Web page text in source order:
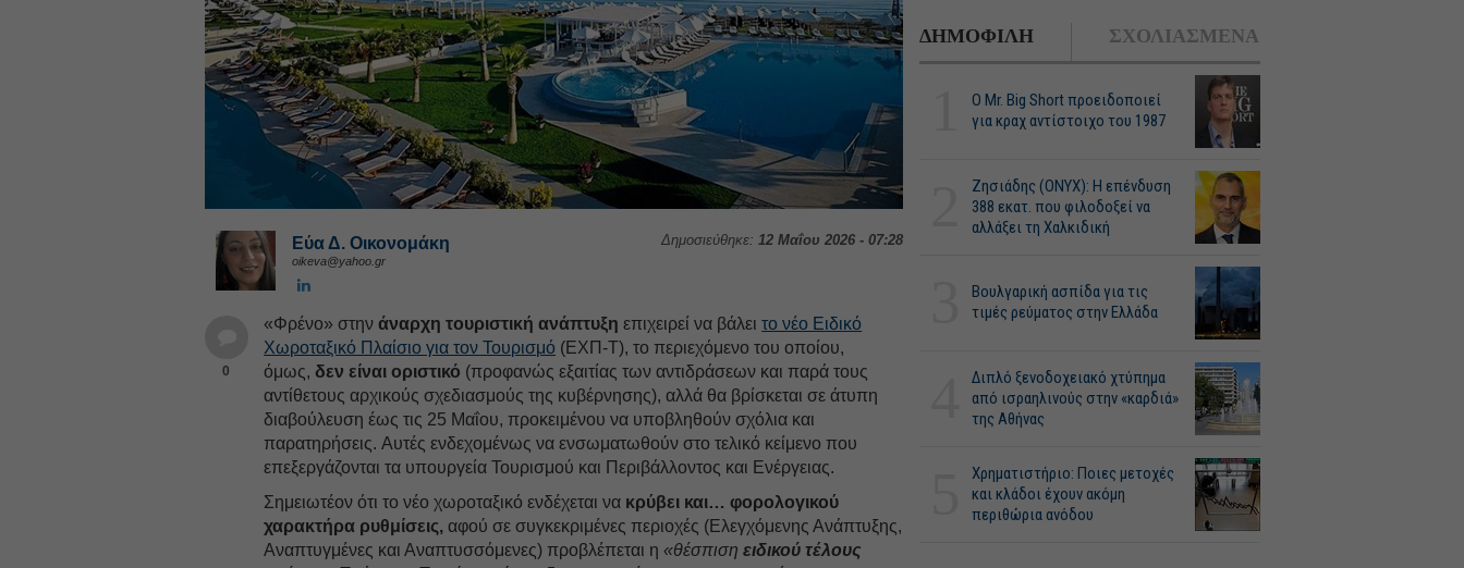
Δημοσιεύθηκε: 12 Μαΐου 2026 - 07:28
Εύα Δ. Οικονομάκη
oikeva@yahoo.gr
0
«Φρένο» στην άναρχη τουριστική ανάπτυξη επιχειρεί να βάλειτο νέο Ειδικό
Χωροταξικό Πλαίσιο για τον Τουρισμό (ΕΧΠ-Τ), το περιεχόμενο του οποίου,
όμως,δεν είναι οριστικό (προφανώς εξαιτίας των αντιδράσεων και παρά τους
αντίθετους αρχικούς σχεδιασμούς της κυβέρνησης), αλλά θα βρίσκεται σε άτυπη
διαβούλευση έως τις 25 Μαΐου, προκειμένου να υποβληθούν σχόλια και
παρατηρήσεις. Αυτές ενδεχομένως να ενσωματωθούν στο τελικό κείμενο που
επεξεργάζονται τα υπουργεία Τουρισμού και Περιβάλλοντος και Ενέργειας.
Σημειωτέον ότι το νέο χωροταξικό ενδέχεται να κρύβει και… φορολογικού
χαρακτήρα ρυθμίσεις, αφού σε συγκεκριμένες περιοχές (Ελεγχόμενης Ανάπτυξης,
Αναπτυγμένες και Αναπτυσσόμενες) προβλέπεται η«θέσπισηειδικού τέλους
ΔΗΜΟΦΙΛΗ ΣΧΟΛΙΑΣΜΕΝΑ
O Mr. Big Short προειδοποιεί
για κραχ αντίστοιχο του 1987
Ζησιάδης (ONYX): Η επένδυση
388 εκατ. που φιλοδοξεί να
αλλάξει τη Χαλκιδική
Βουλγαρική ασπίδα για τις
τιμές ρεύματος στην Ελλάδα
Διπλό ξενοδοχειακό χτύπημα
από ισραηλινούς στην «καρδιά»
της Αθήνας
Χρηματιστήριο: Ποιες μετοχές
και κλάδοι έχουν ακόμη
περιθώρια ανόδου